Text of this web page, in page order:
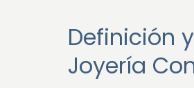
Definición
Joyería